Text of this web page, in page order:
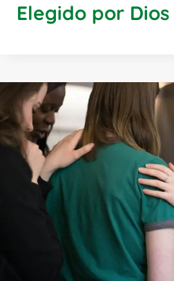
Elegido por Dios